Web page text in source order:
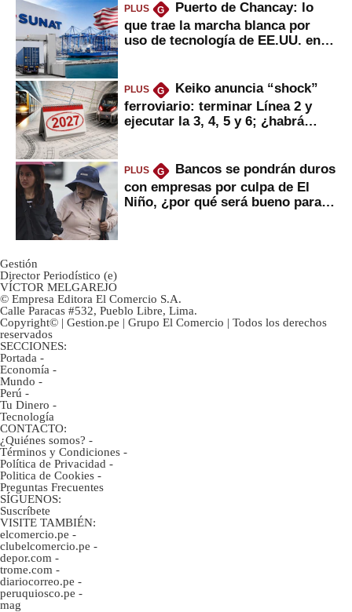
PLUS G
Puerto de Chancay: lo
que trae la marcha blanca por
uso de tecnología de EE.UU. en
PLUS G
Keiko anuncia “shock”
ferroviario: terminar Línea 2 y
ejecutar la 3, 4, 5 y 6; ¿habrá
PLUS G
Bancos se pondrán duros
con empresas por culpa de El
Niño, ¿por qué será bueno para
Gestión
Director Periodístico (e)
VÍCTOR MELGAREJO
© Empresa Editora El Comercio S.A.
Calle Paracas #532, Pueblo Libre, Lima.
Copyright© | Gestion.pe | Grupo El Comercio | Todos los derechos
reservados
SECCIONES:
Portada -
Economía -
Mundo -
Perú -
Tu Dinero -
Tecnología
CONTACTO:
¿Quiénes somos? -
Términos y Condiciones -
Política de Privacidad -
Politica de Cookies -
Preguntas Frecuentes
SÍGUENOS:
Suscríbete
VISITE TAMBIÉN:
elcomercio.pe -
clubelcomercio.pe -
depor.com -
trome.com -
diariocorreo.pe -
peruquiosco.pe -
mag